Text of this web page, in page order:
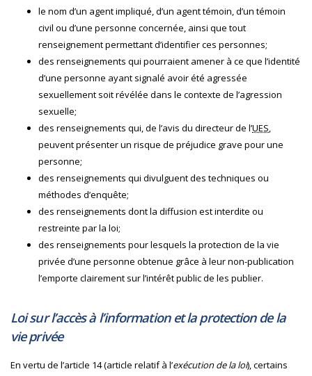
le nom d’un agent impliqué, d’un agent témoin, d’un témoin
civil ou d’une personne concernée, ainsi que tout
renseignement permettant d’identifier ces personnes;
des renseignements qui pourraient amener à ce que l’identité
d’une personne ayant signalé avoir été agressée
sexuellement soit révélée dans le contexte de l’agression
sexuelle;
des renseignements qui, de l’avis du directeur de l’UES,
peuvent présenter un risque de préjudice grave pour une
personne;
des renseignements qui divulguent des techniques ou
méthodes d’enquête;
des renseignements dont la diffusion est interdite ou
restreinte par la loi;
des renseignements pour lesquels la protection de la vie
privée d’une personne obtenue grâce à leur non-publication
l’emporte clairement sur l’intérêt public de les publier.
Loi sur l’accès à l’information et la protection de la
vie privée
En vertu de l’article 14 (article relatif à l’exécution de la loi), certains